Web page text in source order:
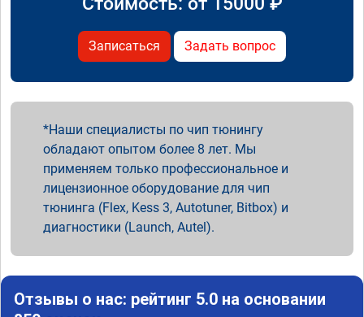
Записаться Задать вопрос
Наши специалисты по чип тюнингу
обладают опытом более 8 лет. Мы
применяем только профессиональное и
лицензионное оборудование для чип
тюнинга (Flex, Kess 3, Autotuner, Bitbox) и
диагностики (Launch, Autel).
Отзывы о нас: рейтинг 5.0 на основании